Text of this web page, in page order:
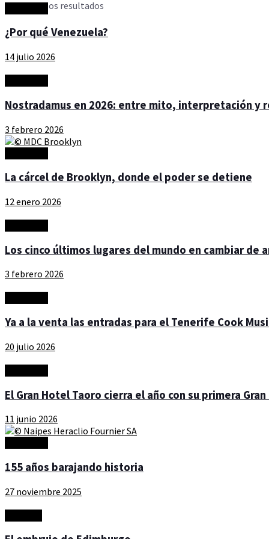
Ver todos los resultados
¿Por qué Venezuela?
14 julio 2026
Nostradamus en 2026: entre mito, interpretación y
3 febrero 2026
La cárcel de Brooklyn, donde el poder se detiene
12 enero 2026
Los cinco últimos lugares del mundo en cambiar de
3 febrero 2026
Ya a la venta las entradas para el Tenerife Cook
20 julio 2026
El Gran Hotel Taoro cierra el año con su primera
11 junio 2026
155 años barajando historia
27 noviembre 2025